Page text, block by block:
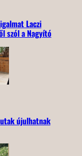
Laczi
szól a Nagyító
újulhatnak